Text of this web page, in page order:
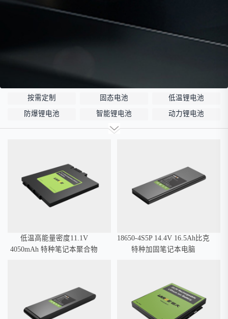
按需定制 固态电池 低温锂电池
防爆锂电池 智能锂电池 动力锂电池
储能锂电池 磷酸铁锂电池 18650锂电池
宽温锂电池
低温高能量密度11.1V
4050mAh 特种笔记本聚合物
18650-4S5P 14.4V 16.5Ah比克
特种加固笔记本电脑